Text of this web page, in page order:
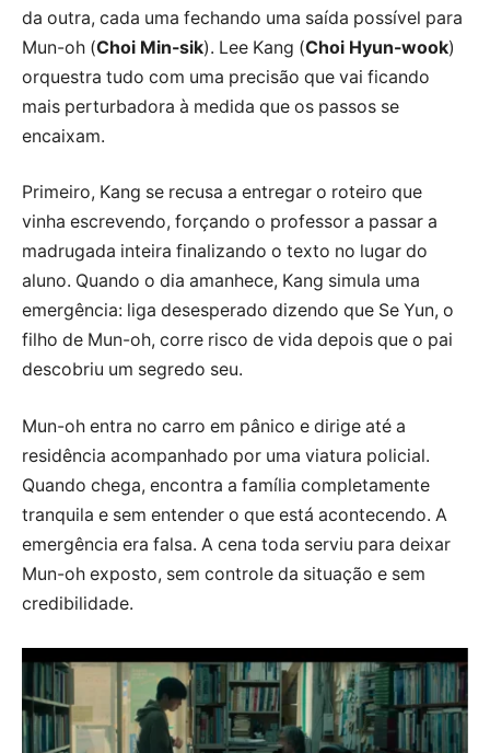
da outra, cada uma fechando uma saída possível para
Mun-oh (Choi Min-sik). Lee Kang (Choi Hyun-wook)
orquestra tudo com uma precisão que vai ficando
mais perturbadora à medida que os passos se
encaixam.
Primeiro, Kang se recusa a entregar o roteiro que
vinha escrevendo, forçando o professor a passar a
madrugada inteira finalizando o texto no lugar do
aluno. Quando o dia amanhece, Kang simula uma
emergência: liga desesperado dizendo que Se Yun, o
filho de Mun-oh, corre risco de vida depois que o pai
descobriu um segredo seu.
Mun-oh entra no carro em pânico e dirige até a
residência acompanhado por uma viatura policial.
Quando chega, encontra a família completamente
tranquila e sem entender o que está acontecendo. A
emergência era falsa. A cena toda serviu para deixar
Mun-oh exposto, sem controle da situação e sem
credibilidade.